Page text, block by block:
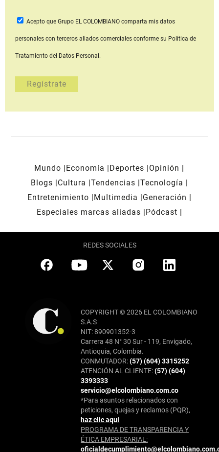
Acepto que Grupo EL COLOMBIANOcomparta mis datos
personales con terceros aliados comerciales conforme su Política de
Tratamiento del Datos Personal.
Mundo Economía Deportes
Opinión
Blogs
Cultura Tendencias Tecnología
Entretenimiento
Multimedia
Generación
Especiales marcas aliadas
Pódcast
REDES SOCIALES
COPYRIGHT © 2026 EL COLOMBIANO
S.A.S
NIT: 890901352-3
Carrera 48 N° 30 Sur - 119, Envigado,
Antioquia, Colombia.
CONMUTADOR:(57) (604) 3315252
ATENCIÓN AL CLIENTE:(57) (604)
3393333
servicio@elcolombiano.com.co
*Para asuntos relacionados con
peticiones, quejas y reclamos (PQR),
haz clic aquí
PROGRAMA DE TRANSPARENCIA Y
ÉTICA EMPRESARIAL: